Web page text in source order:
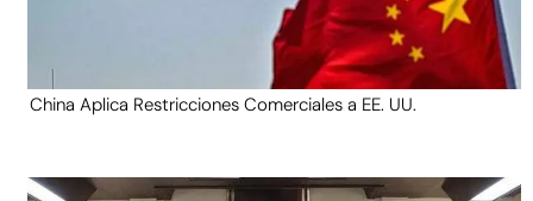
China Aplica Restricciones Comerciales a EE. UU.